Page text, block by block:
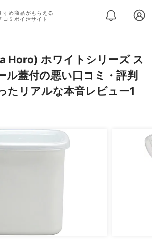
すめ商品がもらえる
コミポイ活サイト
Horo) ホワイトシリーズ ス
ル蓋付の悪い口コミ・評判
たリアルな本音レビュー1